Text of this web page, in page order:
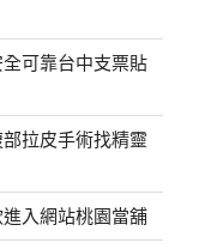
可靠台中支票貼
拉皮手術找精靈
入網站桃園當舖